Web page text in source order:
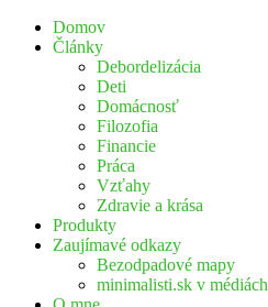
Domov
Články
Debordelizácia
Deti
Domácnosť
Filozofia
Financie
Práca
Vzťahy
Zdravie a krása
Produkty
Zaujímavé odkazy
Bezodpadové mapy
minimalisti.sk v médiách